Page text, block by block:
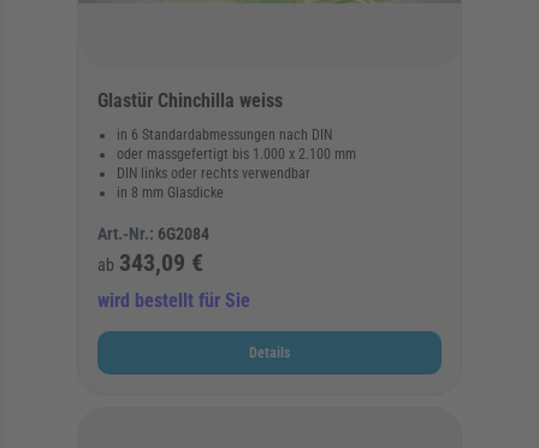
Glastür Chinchilla weiss
in 6 Standardabmessungen nach DIN
oder massgefertigt bis 1.000 x 2.100 mm
DIN links oder rechts verwendbar
in 8 mm Glasdicke
Art.-Nr.: 6G2084
ab 343,09 €
wird bestellt für Sie
Details